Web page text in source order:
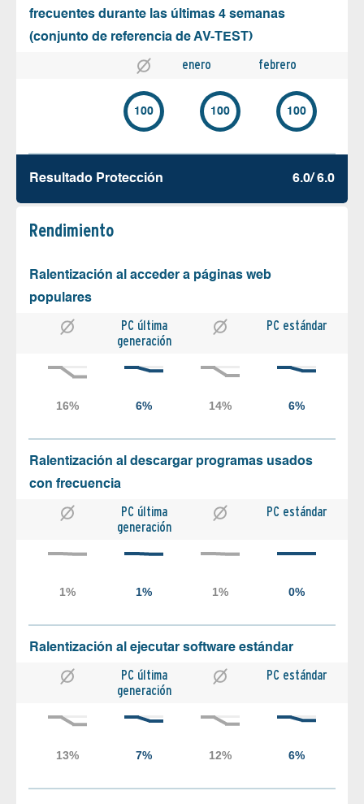
frecuentes durante las últimas 4 semanas
(conjunto de referencia de AV-TEST)
enero febrero
100 100 100
Resultado Protección 6.0/ 6.0
Rendimiento
Ralentización al acceder a páginas web
populares
PC última
generación
PC estándar
Ralentización al descargar programas usados
con frecuencia
PC última
generación
PC estándar
Ralentización al ejecutar software estándar
PC última
generación
PC estándar